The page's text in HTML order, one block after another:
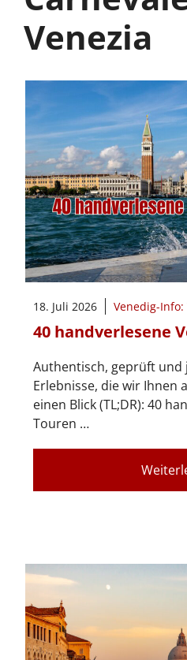
Venezia
18. Juli 2026 Venedig-
40 handverlesene
Authentisch, geprüft und
Erlebnisse, die wir Ihnen
einen Blick (TL;DR): 40
Touren …